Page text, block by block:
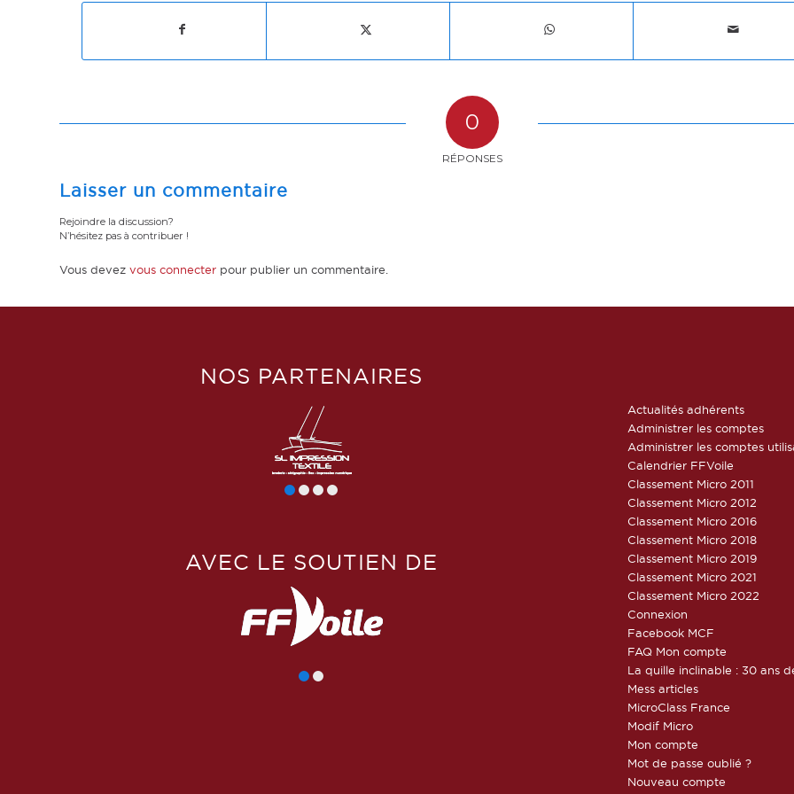
0
RÉPONSES
Laisser un commentaire
Rejoindre la discussion?
N’hésitez pas à contribuer !
Vous devez vous connecter pour publier un commentaire.
NOS PARTENAIRES
AVEC LE SOUTIEN DE
Actualités adhérents
Administrer les comptes
Administrer les comptes
Calendrier FFVoile
Classement Micro 2011
Classement Micro 2012
Classement Micro 2016
Classement Micro 2018
Classement Micro 2019
Classement Micro 2021
Classement Micro 2022
Connexion
Facebook MCF
FAQ Mon compte
La quille inclinable : 30 ans
Mess articles
MicroClass France
Modif Micro
Mon compte
Mot de passe oublié ?
Nouveau compte